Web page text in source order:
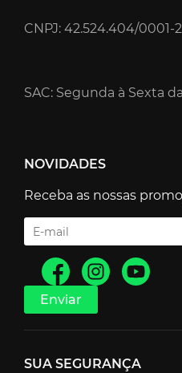
CNPJ: 42.524.404/0001-
SAC: Segunda à Sexta
NOVIDADES
Receba as nossas
SUA SEGURANÇA